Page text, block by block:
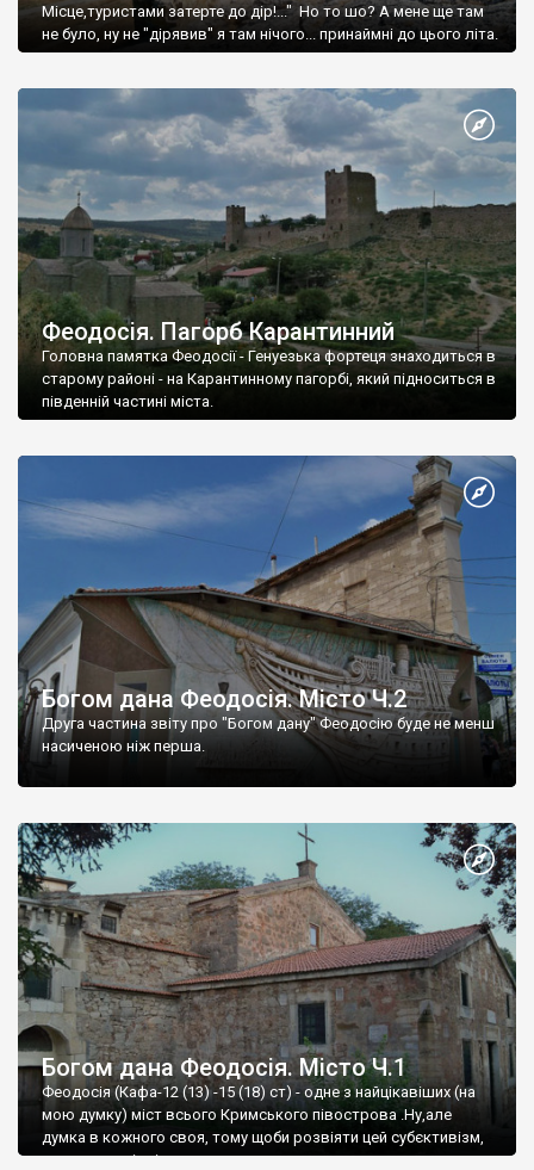
Місце,туристами затерте до дір!..." Но то шо? А мене ще там
не було, ну не "дірявив" я там нічого... принаймні до цього літа.
Феодосія. Пагорб Карантинний
Головна памятка Феодосії - Генуезька фортеця знаходиться в
старому районі - на Карантинному пагорбі, який підноситься в
південній частині міста.
Богом дана Феодосія. Місто Ч.2
Друга частина звіту про "Богом дану" Феодосію буде не менш
насиченою ніж перша.
Богом дана Феодосія. Місто Ч.1
Феодосія (Кафа-12 (13) -15 (18) ст) - одне з найцікавіших (на
мою думку) міст всього Кримського півострова .Ну,але
думка в кожного своя, тому щоби розвіяти цей субєктивізм,
запрошую відвідати це